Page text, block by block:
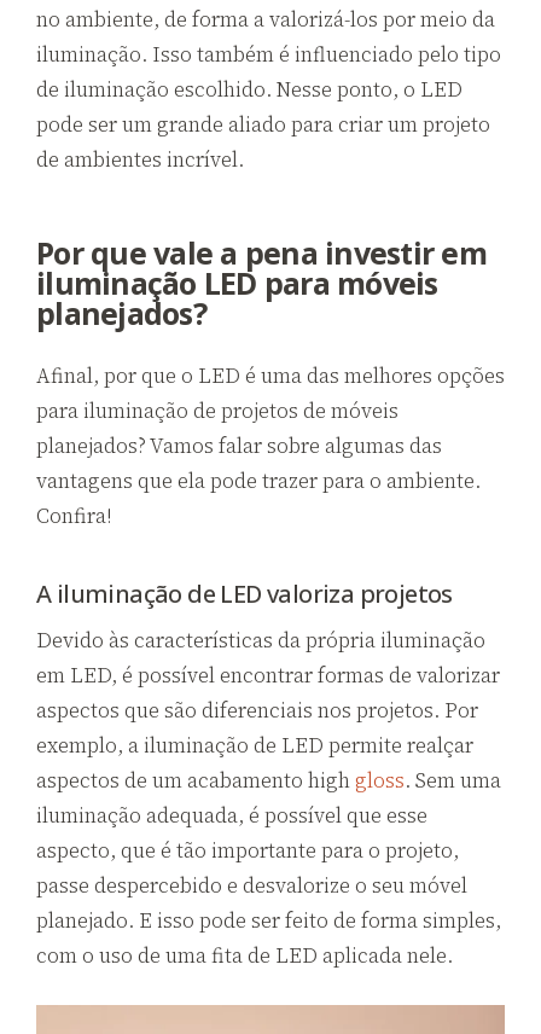
no ambiente, de forma a valorizá-los por meio da
iluminação. Isso também é influenciado pelo tipo
de iluminação escolhido. Nesse ponto, o LED
pode ser um grande aliado para criar um projeto
de ambientes incrível.
Por que vale a pena investir em
iluminação LED para móveis
planejados?
Afinal, por que o LED é uma das melhores opções
para iluminação de projetos de móveis
planejados? Vamos falar sobre algumas das
vantagens que ela pode trazer para o ambiente.
Confira!
A iluminação de LED valoriza projetos
Devido às características da própria iluminação
em LED, é possível encontrar formas de valorizar
aspectos que são diferenciais nos projetos. Por
exemplo, a iluminação de LED permite realçar
aspectos de um acabamento high gloss. Sem uma
iluminação adequada, é possível que esse
aspecto, que é tão importante para o projeto,
passe despercebido e desvalorize o seu móvel
planejado. E isso pode ser feito de forma simples,
com o uso de uma fita de LED aplicada nele.